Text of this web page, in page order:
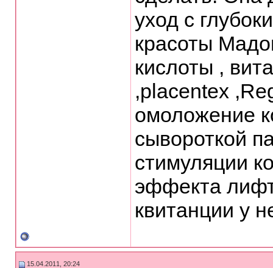
уход с
красоты
кислоты ,
,placentex
омоложение
сывороткой
стимуляции
эффекта
квитанции у
15.04.2011, 20:24